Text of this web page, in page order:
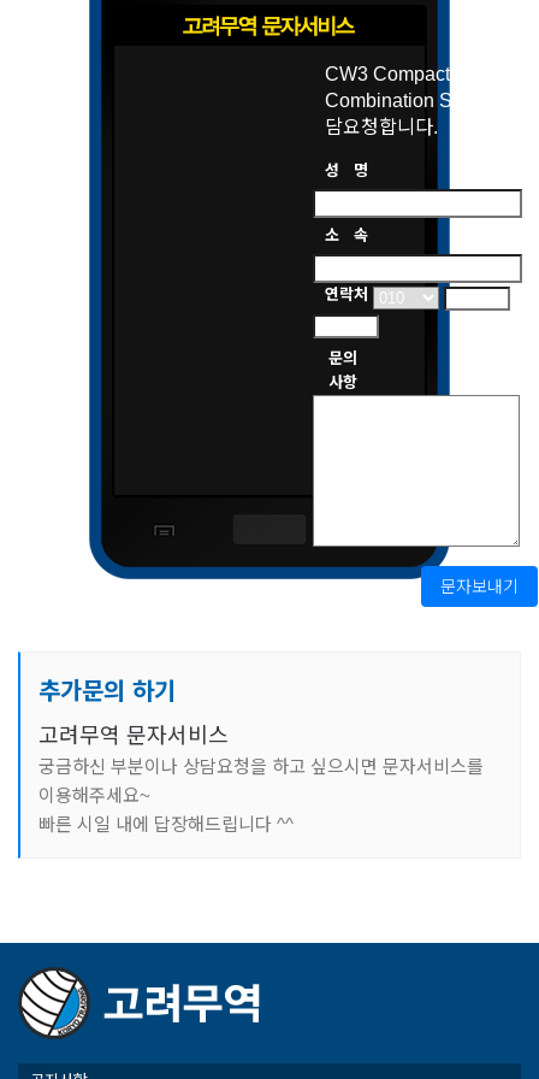
CW3 Compact
Combination System 상
담요청합니다.
성 명
소 속
연락처
문의
사항
문자보내기
추가문의 하기
고려무역 문자서비스
궁금하신 부분이나 상담요청을 하고 싶으시면 문자서비스를
이용해주세요~
빠른 시일 내에 답장해드립니다 ^^